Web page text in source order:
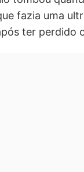
fazia uma
ter perdido